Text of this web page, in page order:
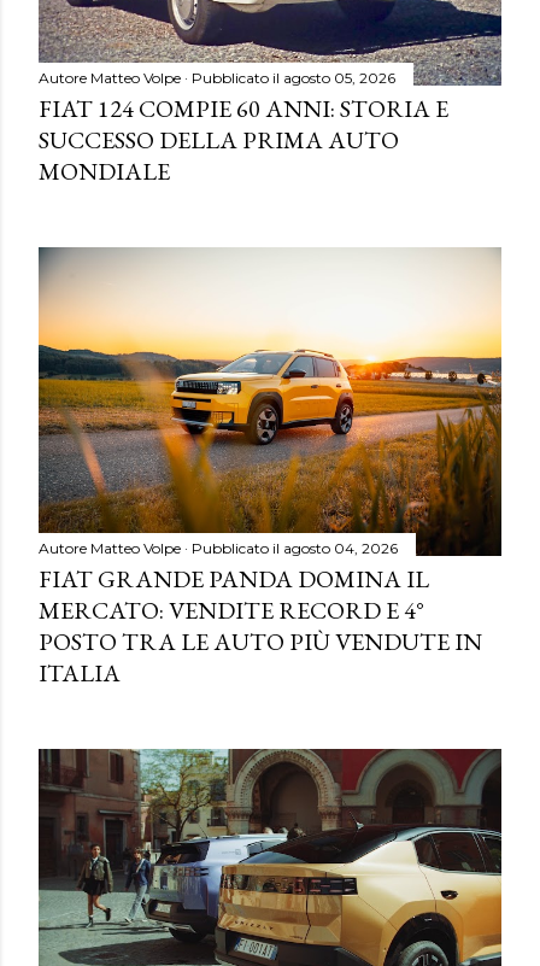
Autore Matteo Volpe Pubblicato il agosto 05, 2026
FIAT 124 COMPIE 60 ANNI: STORIA E
SUCCESSO DELLA PRIMA AUTO
MONDIALE
Autore Matteo Volpe Pubblicato il agosto 04, 2026
FIAT GRANDE PANDA DOMINA IL
MERCATO: VENDITE RECORD E 4°
POSTO TRA LE AUTO PIÙ VENDUTE IN
ITALIA